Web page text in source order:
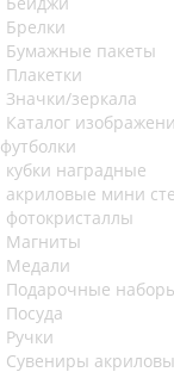
Брелки
Бумажные пакеты
Плакетки
Значки/зеркала
Каталог
футболки
кубки наградные
акриловые мини
фотокристаллы
Магниты
Медали
Подарочные
Посуда
Ручки
Сувениры